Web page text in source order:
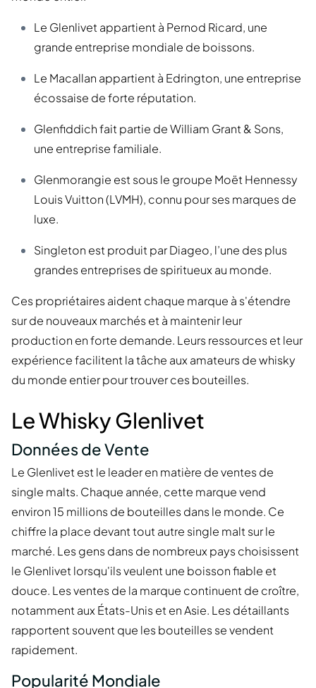
Le Glenlivet appartient à Pernod Ricard, une
grande entreprise mondiale de boissons.
Le Macallan appartient à Edrington, une entreprise
écossaise de forte réputation.
Glenfiddich fait partie de William Grant & Sons,
une entreprise familiale.
Glenmorangie est sous le groupe Moët Hennessy
Louis Vuitton (LVMH), connu pour ses marques de
luxe.
Singleton est produit par Diageo, l’une des plus
grandes entreprises de spiritueux au monde.
Ces propriétaires aident chaque marque à s'étendre
sur de nouveaux marchés et à maintenir leur
production en forte demande. Leurs ressources et leur
expérience facilitent la tâche aux amateurs de whisky
du monde entier pour trouver ces bouteilles.
Le Whisky Glenlivet
Données de Vente
Le Glenlivet est le leader en matière de ventes de
single malts. Chaque année, cette marque vend
environ 15 millions de bouteilles dans le monde. Ce
chiffre la place devant tout autre single malt sur le
marché. Les gens dans de nombreux pays choisissent
le Glenlivet lorsqu'ils veulent une boisson fiable et
douce. Les ventes de la marque continuent de croître,
notamment aux États-Unis et en Asie. Les détaillants
rapportent souvent que les bouteilles se vendent
rapidement.
Popularité Mondiale